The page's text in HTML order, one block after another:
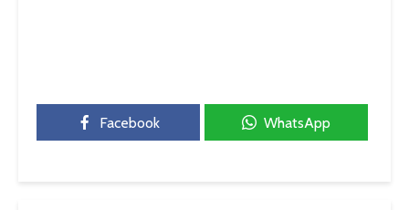
Facebook WhatsApp